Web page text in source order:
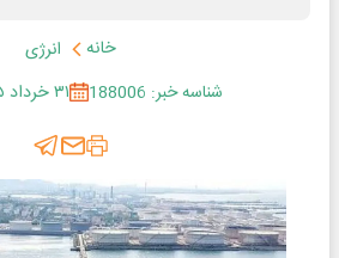
خانه
انرژی
شناسه خبر: 188006
۳۱ خرداد ۱۴۰۵